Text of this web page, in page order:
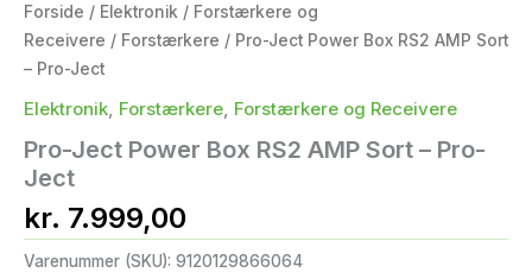
Forside / Elektronik / Forstærkere og
Receivere / Forstærkere / Pro-Ject Power Box RS2 AMP Sort
– Pro-Ject
Elektronik Forstærkere Forstærkere og Receivere
Pro-Ject Power Box RS2 AMP Sort – Pro-
Ject
kr. 7.999,00
Varenummer (SKU): 9120129866064